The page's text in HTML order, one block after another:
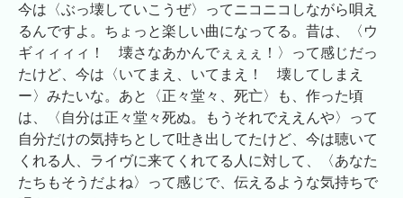
今は〈ぶっ壊していこうぜ〉ってニコニコしながら唄え
るんですよ。ちょっと楽しい曲になってる。昔は、〈ウ
ギィィィィ！ 壊さなあかんでぇぇぇ！〉って感じだっ
たけど、今は〈いてまえ、いてまえ！ 壊してしまえ
ー〉みたいな。あと〈正々堂々、死亡〉も、作った頃
は、〈自分は正々堂々死ぬ。もうそれでええんや〉って
自分だけの気持ちとして吐き出してたけど、今は聴いて
くれる人、ライヴに来てくれてる人に対して、〈あなた
たちもそうだよね〉って感じで、伝えるような気持ちで